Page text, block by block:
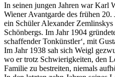
In seinen jungen Jahren war Karl
Wiener Avantgarde des frühen
ein Schüler Alexander
Schönbergs. Im Jahr 1904
schaffender Tonkünstler‘, mit
Im Jahr 1938 sah sich Weigl
wo er trotz Schwierigkeiten, den
Familie zu bestreiten, niemals